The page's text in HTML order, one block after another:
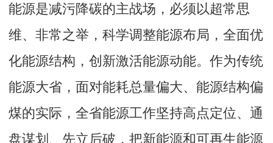
能源是减污降碳的主战场，必须以超常思
维、非常之举，科学调整能源布局，全面优
化能源结构，创新激活能源动能。作为传统
能源大省，面对能耗总量偏大、能源结构偏
煤的实际，全省能源工作坚持高点定位、通
盘谋划、先立后破，把新能源和可再生能源